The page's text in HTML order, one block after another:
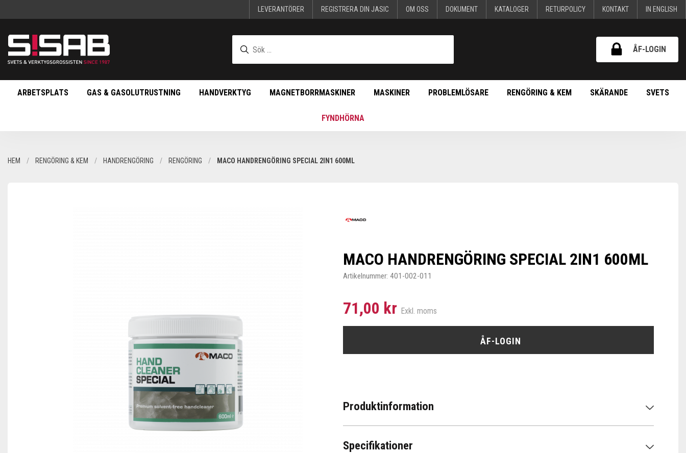
LEVERANTÖRER REGISTRERA DIN JASIC OM OSS DOKUMENT KATALOGER RETURPOLICY KONTAKT IN ENGLISH
ÅF-LOGIN
ARBETSPLATS GAS & GASOLUTRUSTNING HANDVERKTYG MAGNETBORRMASKINER MASKINER PROBLEMLÖSARE RENGÖRING & KEM SKÄRANDE SVETS
FYNDHÖRNA
HEM RENGÖRING & KEM HANDRENGÖRING RENGÖRING MACO HANDRENGÖRING SPECIAL 2IN1 600ML
MACO HANDRENGÖRING SPECIAL 2IN1 600ML
Artikelnummer: 401-002-011
71,00 kr Exkl. moms
ÅF-LOGIN
Produktinformation
Specifikationer